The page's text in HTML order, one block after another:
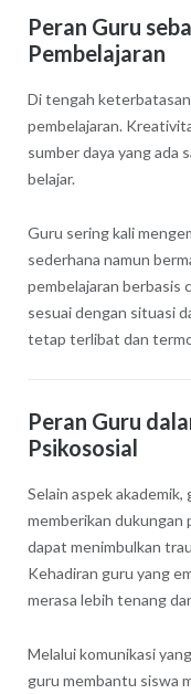
Peran Guru
Pembelajaran
Di tengah
pembelajaran.
sumber daya yang ada
belajar.
Guru sering kali
sederhana namun
pembelajaran berbasis
sesuai dengan situasi
tetap terlibat dan
Peran Guru
Psikososial
Selain aspek
memberikan dukungan
dapat menimbulkan
Kehadiran guru yang
merasa lebih tenang
Melalui komunikasi
guru membantu siswa